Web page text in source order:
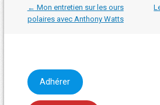
Navigation
dans
les
← Mon entretien sur les ours
polaires avec Anthony Watts
Adhérer